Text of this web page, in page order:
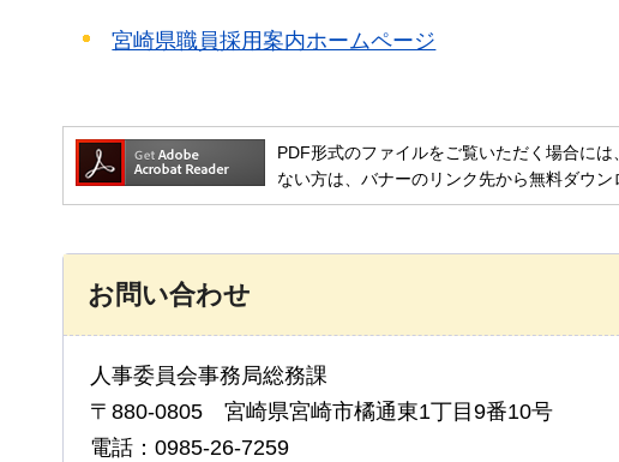
宮崎県職員採用案内ホームページ
PDF形式のファイルをご覧いただく場合に
ない方は、バナーのリンク先から無料ダウン
お問い合わせ
人事委員会事務局総務課
〒880-0805 宮崎県宮崎市橘通東1丁目9番10号
電話：0985-26-7259